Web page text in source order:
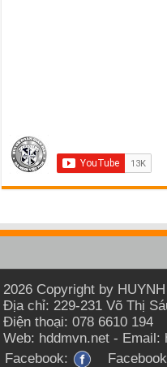
2026 Copyright by
Địa chỉ: 229-231 Võ Thị
Điện thoại: 078 6610 194
Web: hddmvn.net - Email:
Facebook: